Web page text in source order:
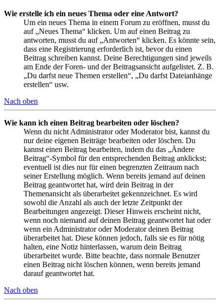
Wie erstelle ich ein neues Thema oder eine Antwort?
Um ein neues Thema in einem Forum zu eröffnen, musst du
auf „Neues Thema“ klicken. Um auf einen Beitrag zu
antworten, musst du auf „Antworten“ klicken. Es könnte sein,
dass eine Registrierung erforderlich ist, bevor du einen
Beitrag schreiben kannst. Deine Berechtigungen sind jeweils
am Ende der Foren- und der Beitragsansicht aufgelistet. Z. B.
„Du darfst neue Themen erstellen“, „Du darfst Dateianhänge
erstellen“ usw.
Nach oben
Wie kann ich einen Beitrag bearbeiten oder löschen?
Wenn du nicht Administrator oder Moderator bist, kannst du
nur deine eigenen Beiträge bearbeiten oder löschen. Du
kannst einen Beitrag bearbeiten, indem du das „Ändere
Beitrag“-Symbol für den entsprechenden Beitrag anklickst;
eventuell ist dies nur für einen begrenzten Zeitraum nach
seiner Erstellung möglich. Wenn bereits jemand auf deinen
Beitrag geantwortet hat, wird dein Beitrag in der
Themenansicht als überarbeitet gekennzeichnet. Es wird
sowohl die Anzahl als auch der letzte Zeitpunkt der
Bearbeitungen angezeigt. Dieser Hinweis erscheint nicht,
wenn noch niemand auf deinen Beitrag geantwortet hat oder
wenn ein Administrator oder Moderator deinen Beitrag
überarbeitet hat. Diese können jedoch, falls sie es für nötig
halten, eine Notiz hinterlassen, warum dein Beitrag
überarbeitet wurde. Bitte beachte, dass normale Benutzer
einen Beitrag nicht löschen können, wenn bereits jemand
darauf geantwortet hat.
Nach oben